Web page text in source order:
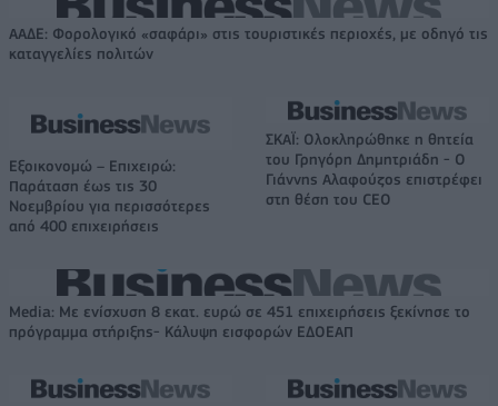
ΑΑΔΕ: Φορολογικό «σαφάρι» στις τουριστικές περιοχές, με οδηγό τις
καταγγελίες πολιτών
Εξοικονομώ – Επιχειρώ:
Παράταση έως τις 30
Νοεμβρίου για περισσότερες
από 400 επιχειρήσεις
ΣΚΑΪ: Ολοκληρώθηκε η θητεία
του Γρηγόρη Δημητριάδη - Ο
Γιάννης Αλαφούζος επιστρέφει
στη θέση του CEO
Media: Με ενίσχυση 8 εκατ. ευρώ σε 451 επιχειρήσεις ξεκίνησε το
πρόγραμμα στήριξης- Κάλυψη εισφορών ΕΔΟΕΑΠ